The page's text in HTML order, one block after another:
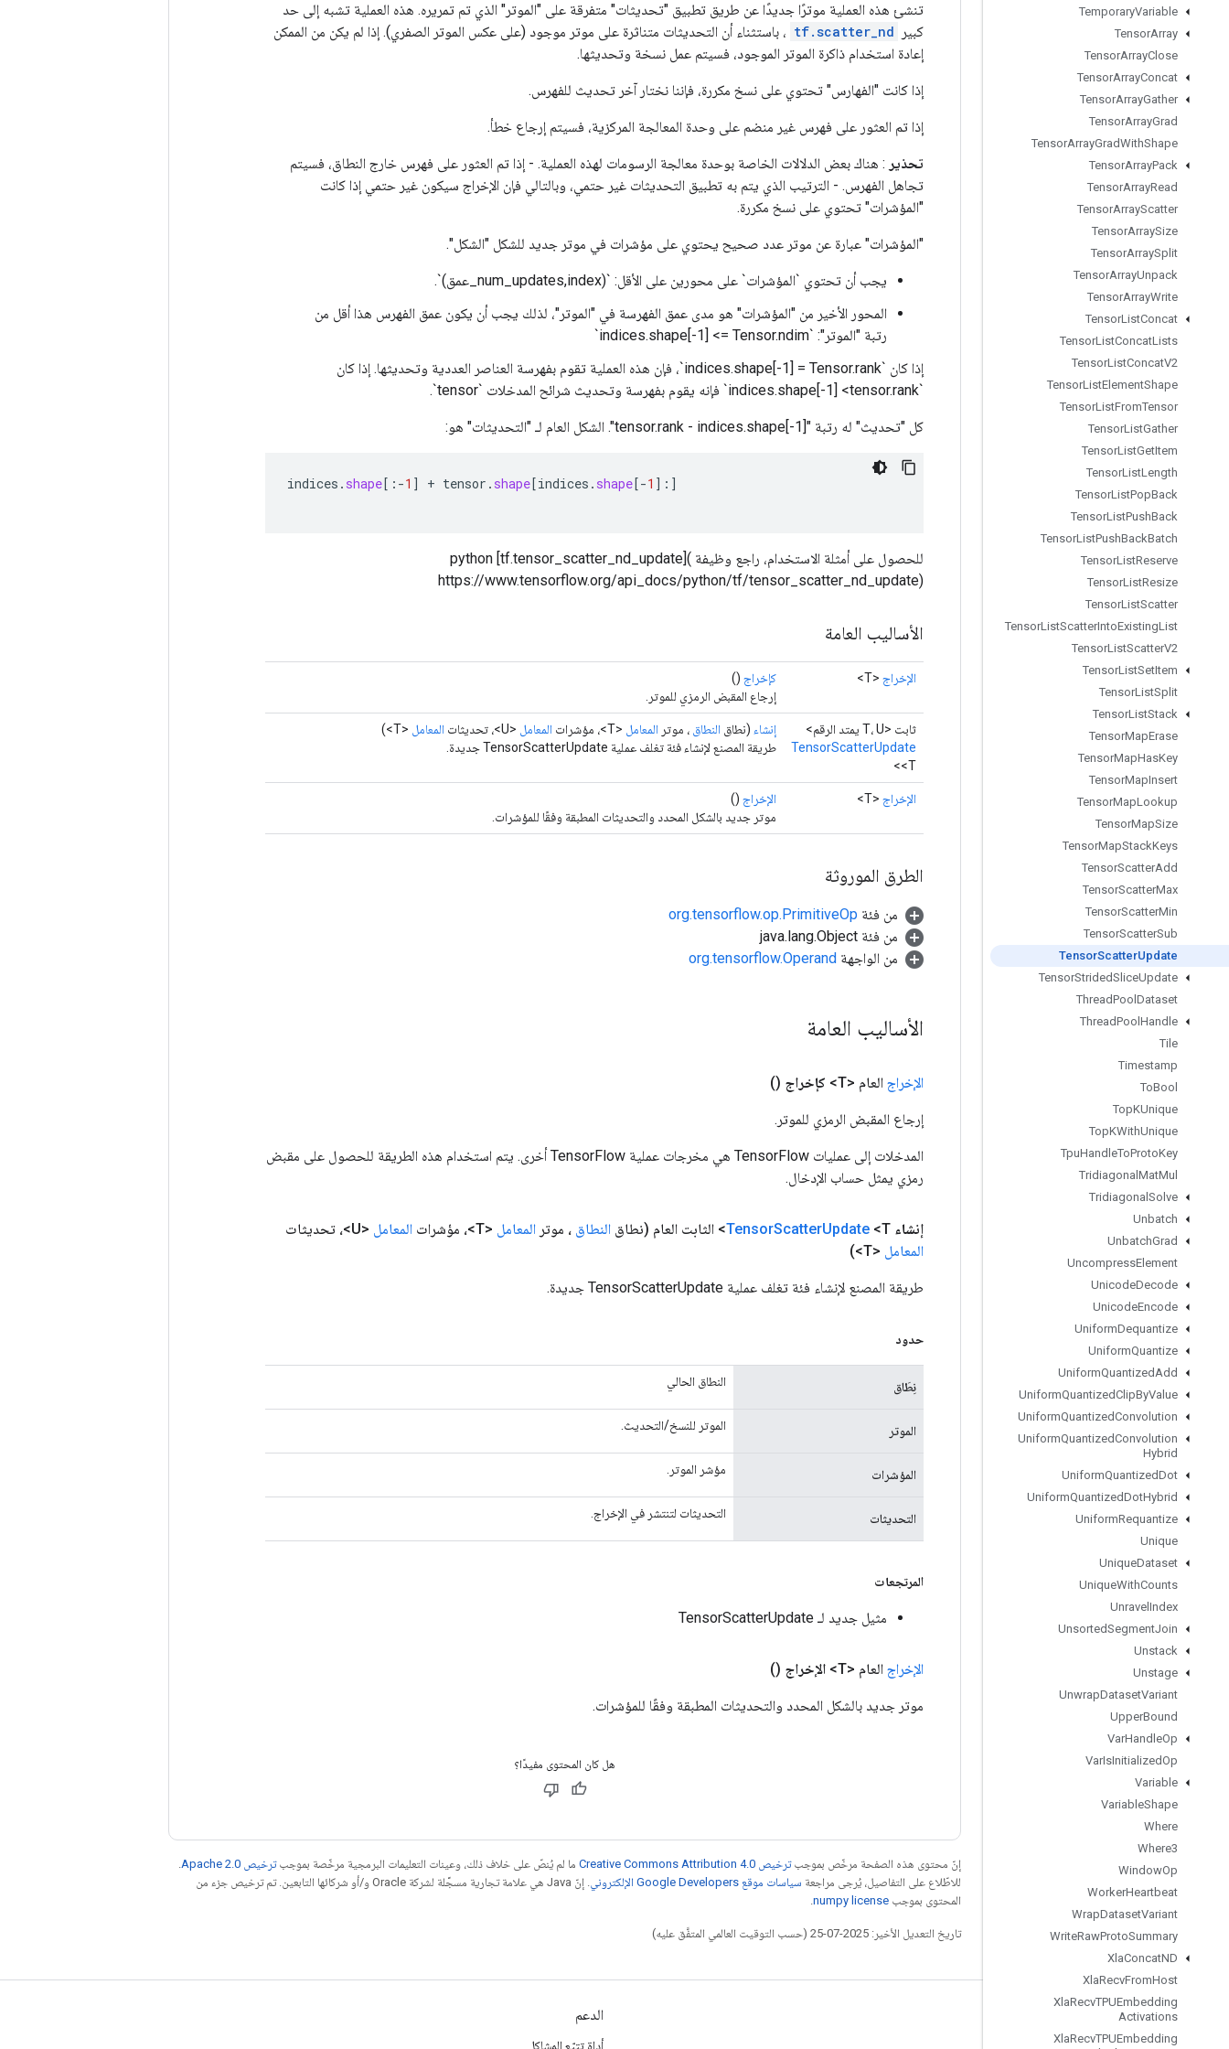
TemporaryVariable
TensorArray
TensorArrayClose
TensorArrayConcat
TensorArrayGather
TensorArrayGrad
TensorArrayGradWithShape
TensorArrayPack
TensorArrayRead
TensorArrayScatter
TensorArraySize
TensorArraySplit
TensorArrayUnpack
TensorArrayWrite
TensorListConcat
TensorListConcatLists
TensorListConcatV2
TensorListElementShape
TensorListFromTensor
TensorListGather
TensorListGetItem
TensorListLength
TensorListPopBack
TensorListPushBack
TensorListPushBackBatch
TensorListReserve
TensorListResize
TensorListScatter
TensorListScatterIntoExistingList
TensorListScatterV2
TensorListSetItem
TensorListSplit
TensorListStack
TensorMapErase
TensorMapHasKey
TensorMapInsert
TensorMapLookup
TensorMapSize
TensorMapStackKeys
TensorScatterAdd
TensorScatterMax
TensorScatterMin
TensorScatterSub
TensorScatterUpdate
TensorStridedSliceUpdate
ThreadPool Dataset
ThreadPool Handle
Tile
Timestamp
ToBool
TopKUnique
TopKWithUnique
TpuHandleToProtoKey
Tridiagonal MatMul
Tridiagonal Solve
Unbatch
UnbatchGrad
UncompressElement
UnicodeDecode
UnicodeEncode
UniformDequantize
UniformQuantize
UniformQuantizedAdd
UniformQuantizedClipByValue
UniformQuantizedConvolution
UniformQuantizedConvolution
Hybrid
UniformQuantizedDot
UniformQuantizedDotHybrid
UniformRequantize
Unique
UniqueDataset
UniqueWithCounts
Unravel Index
UnsortedSegmentJoin
Unstack
Unstage
UnwrapDatasetVariant
UpperBound
VarHandleOp
VarIsInitializedOp
Variable
VariableShape
Where
Where3
WindowOp
WorkerHeartbeat
WrapDatasetVariant
WriteRawProtoSummary
XlaConcatND
XlaRecvFromHost
XlaRecvTPUEmbedding
Activations
XlaRecvTPUEmbedding
تنشئ هذه العملية موترًا جديدًا عن طريق تطبيق "تحديثات" متفرقة على "الموتر" الذي تم تمريره. هذه العملية تشبه إلى حد
كبير
tf.scatter_nd ، باستثناء أن التحديثات متناثرة على موتر موجود (على عكس الموتر الصفري). إذا لم يكن من الممكن
إعادة استخدام ذاكرة الموتر الموجود، فسيتم عمل نسخة وتحديثها.
إذا كانت "الفهارس" تحتوي على نسخ مكررة، فإننا نختار آخر تحديث للفهرس.
إذا تم العثور على فهرس غير منضم على وحدة المعالجة المركزية، فسيتم إرجاع خطأ.
تحذير : هناك بعض الدلالات الخاصة بوحدة معالجة الرسومات لهذه العملية. - إذا تم العثور على فهرس خارج النطاق، فسيتم
تجاهل الفهرس. - الترتيب الذي يتم به تطبيق التحديثات غير حتمي، وبالتالي فإن الإخراج سيكون غير حتمي إذا كانت
"المؤشرات" تحتوي على نسخ مكررة.
"المؤشرات" عبارة عن موتر عدد صحيح يحتوي على مؤشرات في موتر جديد للشكل "الشكل".
يجب أن تحتوي `المؤشرات` على محورين على الأقل: `(num_updates,index_عمق)`.
المحور الأخير من "المؤشرات" هو مدى عمق الفهرسة في "الموتر"، لذلك يجب أن يكون عمق الفهرس هذا أقل من
رتبة "الموتر": `indices.shape[-1] <= Tensor.ndim`
إذا كان `indices.shape[-1] = Tensor.rank`، فإن هذه العملية تقوم بفهرسة العناصر العددية وتحديثها. إذا كان
`indices.shape[-1] <tensor.rank` فإنه يقوم بفهرسة وتحديث شرائح المدخلات `tensor`.
كل "تحديث" له رتبة "tensor.rank - indices.shape[-1]". الشكل العام لـ "التحديثات" هو:
indices . shape[ : -1 ] + tensor . shape[indices . shape[-1 ] : ]
للحصول على أمثلة الاستخدام، راجع وظيفة python [tf.tensor_scatter_nd_update](
https://www.tensorflow.org/api_docs/python/tf/tensor_scatter_nd_update)
الأساليب العامة
الإخراج <T> كإخراج ()
إرجاع المقبض الرمزي للموتر.
ثابت <T، U يمتد الرقم>
TensorScatterUpdate
<T>
إنشاء (نطاق النطاق ، موتر المعامل <T>، مؤشرات المعامل <U>، تحديثات المعامل <T>)
طريقة المصنع لإنشاء فئة تغلف عملية TensorScatterUpdate جديدة.
الإخراج <T> الإخراج ()
موتر جديد بالشكل المحدد والتحديثات المطبقة وفقًا للمؤشرات.
الطرق الموروثة
من فئة org.tensorflow.op.PrimitiveOp
من فئة java.lang.Object
من الواجهة org.tensorflow.Operand
الأساليب العامة
الإخراج العام <T> كإخراج ()
إرجاع المقبض الرمزي للموتر.
المدخلات إلى عمليات TensorFlow هي مخرجات عملية TensorFlow أخرى. يتم استخدام هذه الطريقة للحصول على مقبض
رمزي يمثل حساب الإدخال.
إنشاء TensorScatterUpdate <T> الثابت العام (نطاق النطاق ، موتر المعامل <T>، مؤشرات المعامل <U>، تحديثات
المعامل <T>)
طريقة المصنع لإنشاء فئة تغلف عملية TensorScatterUpdate جديدة.
حدود
نِطَاق النطاق الحالي
الموتر الموتر للنسخ/التحديث.
المؤشرات مؤشر الموتر.
التحديثات التحديثات لتنتشر في الإخراج.
المرتجعات
مثيل جديد لـ TensorScatterUpdate
الإخراج العام <T> الإخراج ()
موتر جديد بالشكل المحدد والتحديثات المطبقة وفقًا للمؤشرات.
هل كان المحتوى مفيدًا؟
إنّ محتوى هذه الصفحة مرخّص بموجبترخيص Creative Commons Attribution 4.0‏ ما لم يُنصّ على خلاف ذلك، وعينات التعليمات البرمجية مرخّصة بموجبترخيص Apache 2.0‏
للاطّلاع على التفاصيل، يُرجى مراجعة سياسات موقع Google Developers الإلكتروني
. إنّ Java هي علامة تجارية مسجَّلة لشركة Oracle و/أو شركائها التابعين. تم ترخيص جزء من
المحتوى بموجب numpy license
تاريخ التعديل الأخير: 2025-07-25 (حسب التوقيت العالمي المتفَّق عليه)
التواصل الاجتماعي
المدوّنة
الدعم
أداة تتبّع المشاكل